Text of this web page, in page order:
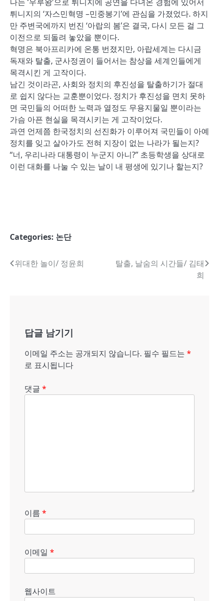
튀니지의 ‘자스민혁명 –민중봉기’에 관심을 가졌었다. 하지
만 주변국에까지 번진 ‘아랍의 봄’은 결국, 다시 모든 걸 그
이전으로 되돌려 놓았을 뿐이다.
혁명은 북아프리카에 온통 번졌지만, 아랍세계는 다시금
독재와 탈출, 군사정권이 들어서는 참상을 세계인들에게
목격시킨 게 고작이다.
남긴 것이라곤, 사회와 정치의 후진성을 탈출하기가 절대
로 쉽지 않다는 교훈뿐이었다. 정치가 후진성을 면치 못하
면 국민들의 어떠한 노력과 열정도 무용지물일 뿐이라는
가슴 아픈 현실을 목격시키는 게 고작이었다.
과연 언제쯤 한국정치의 선진화가 이루어져 국민들이 아예
정치를 잊고 살아가도 전혀 지장이 없는 나라가 될는지?
“너, 우리나라 대통령이 누군지 아니?” 초등학생을 상대로
이런 대화를 나눌 수 있는 날이 내 평생에 있기나 할는지?
Categories: 논단
글위대한 놀이/ 정윤희
탈출, 날숨의 시간들/ 김태
희
답글 남기기
이메일 주소는 공개되지 않습니다. 필수 필드는 *
로 표시됩니다
댓글 *
이름 *
이메일 *
웹사이트